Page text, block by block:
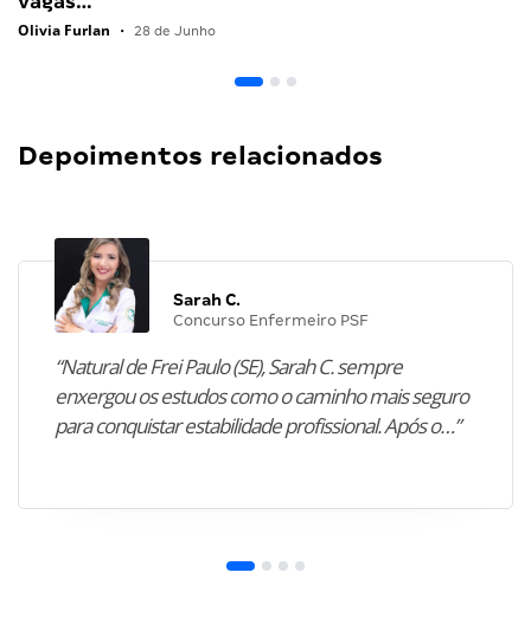
Olivia Furlan • 28 de Junho
Depoimentos relacionados
Sarah C.
Concurso Enfermeiro PSF
“Natural de Frei Paulo (SE), Sarah C. sempre
enxergou os estudos como o caminho mais seguro
para conquistar estabilidade profissional. Após o…”